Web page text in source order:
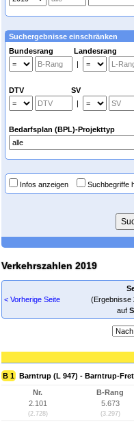
Suchergebnisse einschränken
Bundesrang Landesrang
|
DTV SV
|
Bedarfsplan (BPL)-Projekttyp
Infos anzeigen Suchbegriffe
Verkehrszahlen 2019
< Vorherige Seite
(Ergebnisse
auf
B 1 Barntrup (L 947) - Barntrup-
Nr.
2.101
(2.728)
B-Rang
5.673
(3.297)